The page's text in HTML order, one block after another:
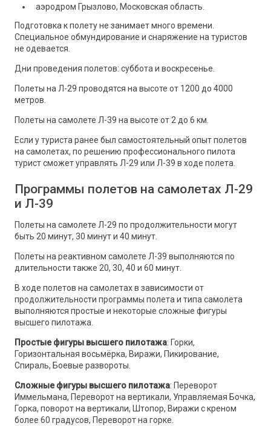
аэродром Грызлово, Московская область.
Подготовка к полету не занимает много времени.
Специальное обмундирование и снаряжение на туристов
не одевается.
Дни проведения полетов: суббота и воскресенье.
Полеты на Л-29 проводятся на высоте от 1200 до 4000
метров.
Полеты на самолете Л-39 на высоте от 2 до 6 км.
Если у туриста ранее был самостоятельный опыт полетов
на самолетах, по решению профессионального пилота
турист сможет управлять Л-29 или Л-39 в ходе полета.
Программы полетов на самолетах Л-29
и Л-39
Полеты на самолете Л-29 по продолжительности могут
быть 20 минут, 30 минут и 40 минут.
Полеты на реактивном самолете Л-39 выполняются по
длительности также 20, 30, 40 и 60 минут.
В ходе полетов на самолетах в зависимости от
продолжительности программы полета и типа самолета
выполняются простые и некоторые сложные фигуры
высшего пилотажа.
Простые фигуры высшего пилотажа: Горки,
Горизонтальная восьмёрка, Виражи, Пикирование,
Спираль, Боевые развороты.
Сложные фигуры высшего пилотажа: Переворот
Иммельмана, Переворот на вертикали, Управляемая Бочка,
Горка, поворот на вертикали, Штопор, Виражи с креном
более 60 градусов, Переворот на горке.